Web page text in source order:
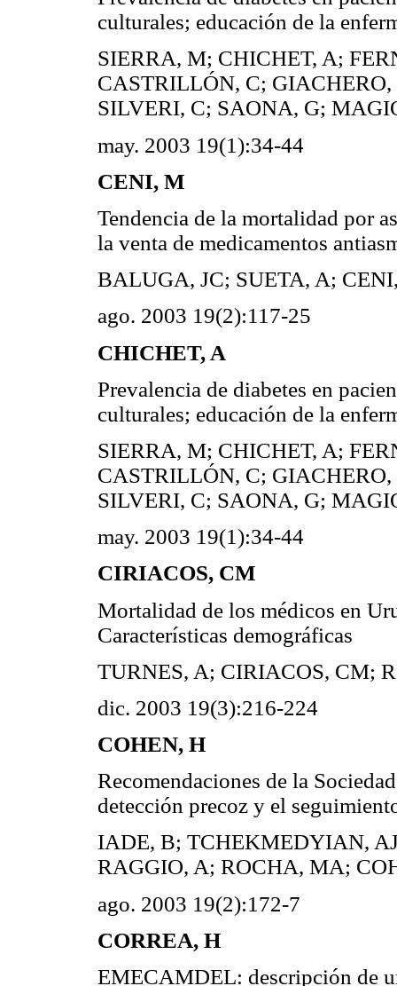
culturales; educación de la
SIERRA, M; CHICHET, A;
CASTRILLÓN, C;
SILVERI, C; SAONA, G;
may. 2003 19(1):34-44
CENI, M
Tendencia de la mortalidad por
la venta de medicamentos
BALUGA, JC; SUETA, A;
ago. 2003 19(2):117-25
CHICHET, A
Prevalencia de diabetes en
culturales; educación de la
SIERRA, M; CHICHET, A;
CASTRILLÓN, C;
SILVERI, C; SAONA, G;
may. 2003 19(1):34-44
CIRIACOS, CM
Mortalidad de los médicos en
Características demográficas
TURNES, A; CIRIACOS, CM;
dic. 2003 19(3):216-224
COHEN, H
Recomendaciones de la
detección precoz y el
IADE, B; TCHEKMEDYIAN,
RAGGIO, A; ROCHA, MA;
ago. 2003 19(2):172-7
CORREA, H
EMECAMDEL: descripción de